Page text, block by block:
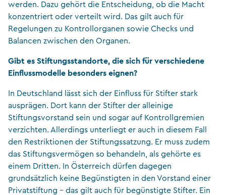
werden. Dazu gehört die Entscheidung, ob die Macht
konzentriert oder verteilt wird. Das gilt auch für
Regelungen zu Kontrollorganen sowie Checks und
Balancen zwischen den Organen.
Gibt es Stiftungsstandorte, die sich für verschiedene
Einflussmodelle besonders eignen?
In Deutschland lässt sich der Einfluss für Stifter stark
ausprägen. Dort kann der Stifter der alleinige
Stiftungsvorstand sein und sogar auf Kontrollgremien
verzichten. Allerdings unterliegt er auch in diesem Fall
den Restriktionen der Stiftungssatzung. Er muss zudem
das Stiftungsvermögen so behandeln, als gehörte es
einem Dritten. In Österreich dürfen dagegen
grundsätzlich keine Begünstigten in den Vorstand einer
Privatstiftung – das gilt auch für begünstigte Stifter. Ein